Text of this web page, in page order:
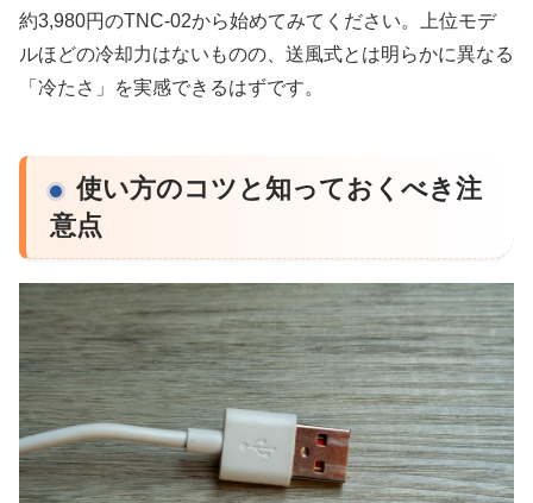
約3,980円のTNC-02から始めてみてください。上位モデ
ルほどの冷却力はないものの、送風式とは明らかに異なる
「冷たさ」を実感できるはずです。
使い方のコツと知っておくべき注
意点